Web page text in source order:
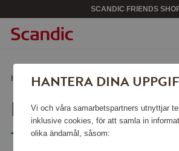
SCANDIC FRIENDS
Hem /Sport & fritid/Sällskapsspel & böcker/
KALAHA I TRÄ
Tactic
HANTERA DINA
Vi och våra samarbetspartners utnyttjar
inklusive cookies, för att samla in
olika ändamål, såsom: